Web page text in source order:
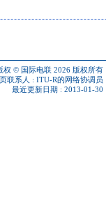
权 © 国际电联 2026 版权所有
联系人 : ITU-R的网络协调员
最近更新日期 : 2013-01-30